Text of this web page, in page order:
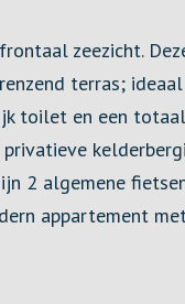
zeezicht.
terras;
toilet en een
2 algemene
appartement